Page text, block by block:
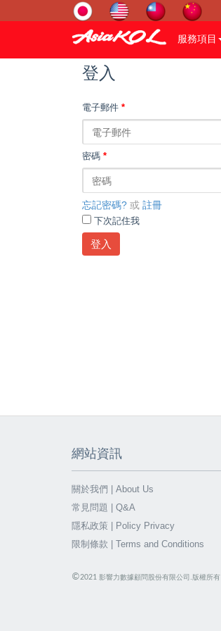
服務項目
登入
電子郵件 *
密碼 *
忘記密碼? 或 註冊
下次記住我
登入
網站資訊
關於我們 | About Us
常見問題 | Q&A
隱私政策 | Policy Privacy
限制條款 | Terms and Conditions
©2021 影響力數據顧問股份有限公司.版權所有